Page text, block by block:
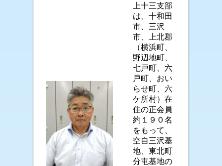
上十三支部
は、十和田
市、三沢
市、上北郡
（横浜町、
野辺地町、
七戸町、六
戸町、おい
らせ町、六
ケ所村）在
住の正会員
約１９０名
をもって、
空自三沢基
地、東北町
分屯基地の